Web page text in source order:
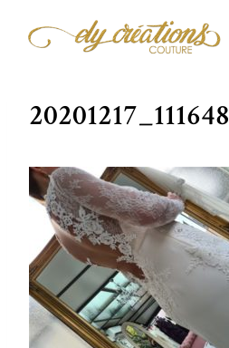
20201217_111648